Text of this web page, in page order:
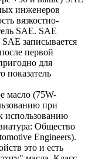
инженеров
вязкостно-
SAE. SAE
записывается
первой
для
показатель
масло (75W-
при
использованию
Общество
Engineers).
это и есть